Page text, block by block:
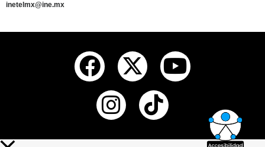
inetelmx@ine.mx